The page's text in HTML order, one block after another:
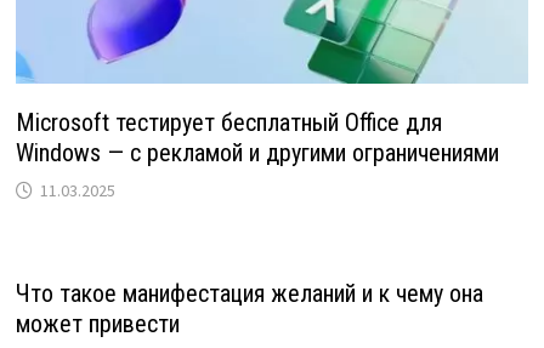
Microsoft тестирует бесплатный Office для
Windows — с рекламой и другими ограничениями
11.03.2025
Что такое манифестация желаний и к чему она
может привести